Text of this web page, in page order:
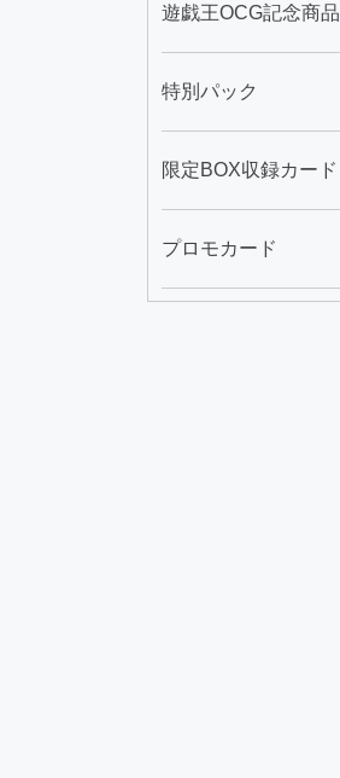
遊戯王OCG記念商品
特別パック
限定BOX収録カード
プロモカード
2026年08月07日 01時48分